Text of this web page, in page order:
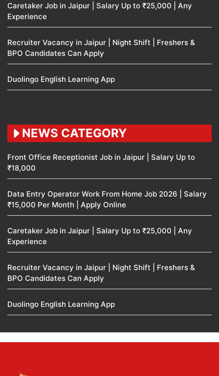
Caretaker Job in Jaipur | Salary Up to ₹25,000 | Any
Experience
Recruiter Vacancy in Jaipur | Night Shift | Freshers &
BPO Candidates Can Apply
Duolingo English Learning App
NEWS CATEGORY
Front Office Receptionist Job in Jaipur | Salary Up to
₹18,000
Data Entry Operator Work From Home Job 2026 | Salary
₹15,000 Per Month | Apply Online
Caretaker Job in Jaipur | Salary Up to ₹25,000 | Any
Experience
Recruiter Vacancy in Jaipur | Night Shift | Freshers &
BPO Candidates Can Apply
Duolingo English Learning App